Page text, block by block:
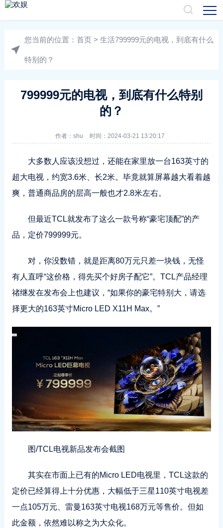
您当前的位置： 首页 > 生活799999元的电视，到底有什么
特别的？
799999元的电视，到底有什么特别
的？
作者：shu 时间：2024-03-21 13:20:17
大多数人应该没想过，还能在家里放一台163英寸的
超大电视，约宽3.6米、长2米。毕竟就算屏幕越大看着越
爽，普通商品房的层高一般也才2.8米左右。
但最近TCL就发布了这么一款号称“豪宅顶配”的产
品，定价799999元。
对，你没数错，就是距离80万元只差一块钱，无怪
有人直呼“这价格，得先买个好房子配它”。TCL产品经理
禇继发在发布会上也建议，“如果你的豪宅特别大，请选
择更大的163英寸Micro LED X11H Max。”
图/TCL电视新品发布会截图
其实在市面上已有的Micro LED电视里，TCL这款的
定价已经算得上十分优惠，大幅低于三星110英寸电视差
一点105万元、雷曼163英寸电视168万元等售价。但如
此金额，依然难以称之为大众化。